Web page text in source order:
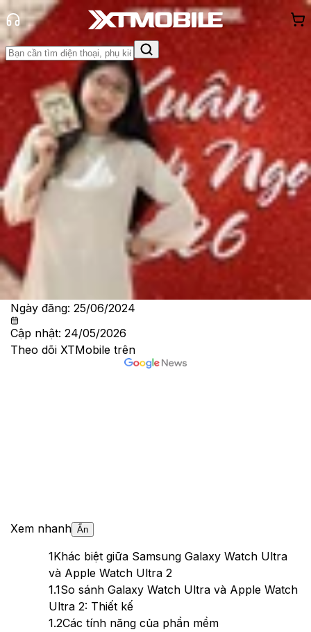
Trang chủ
Tin tức
So Sánh
Tin MớiĐánh Giá - Trên Tay So SánhTư vấnKhuyến
mãi
Thủ thuậtHỏi đáp App - GameThông báoKhách
hàng - Sự kiện
Galaxy Watch Ultra và Apple Watch
Ultra 2: Cuộc so kè của những siêu
phẩm
Lê Thị Huỳnh Như
Ngày đăng: 25/06/2024
Cập nhật: 24/05/2026
Theo dõi XTMobile trên
Xem nhanh Ẩn
1Khác biệt giữa Samsung Galaxy Watch Ultra
và Apple Watch Ultra 2
1.1So sánh Galaxy Watch Ultra và Apple Watch
Ultra 2: Thiết kế
1.2Các tính năng của phần mềm